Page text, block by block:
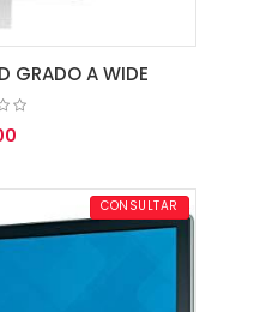
GRADO A WIDE
CONSULTAR